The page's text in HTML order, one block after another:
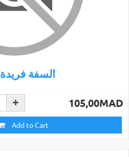
10kg السفة فريدة
105,00MAD
Add to Cart